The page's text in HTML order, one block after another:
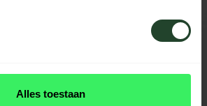
Alles toestaan